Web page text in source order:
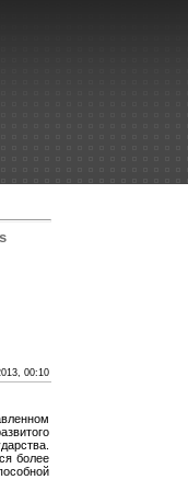
00:10
более